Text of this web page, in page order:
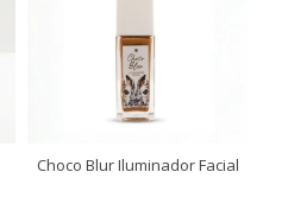
Choco Blur Iluminador Facial